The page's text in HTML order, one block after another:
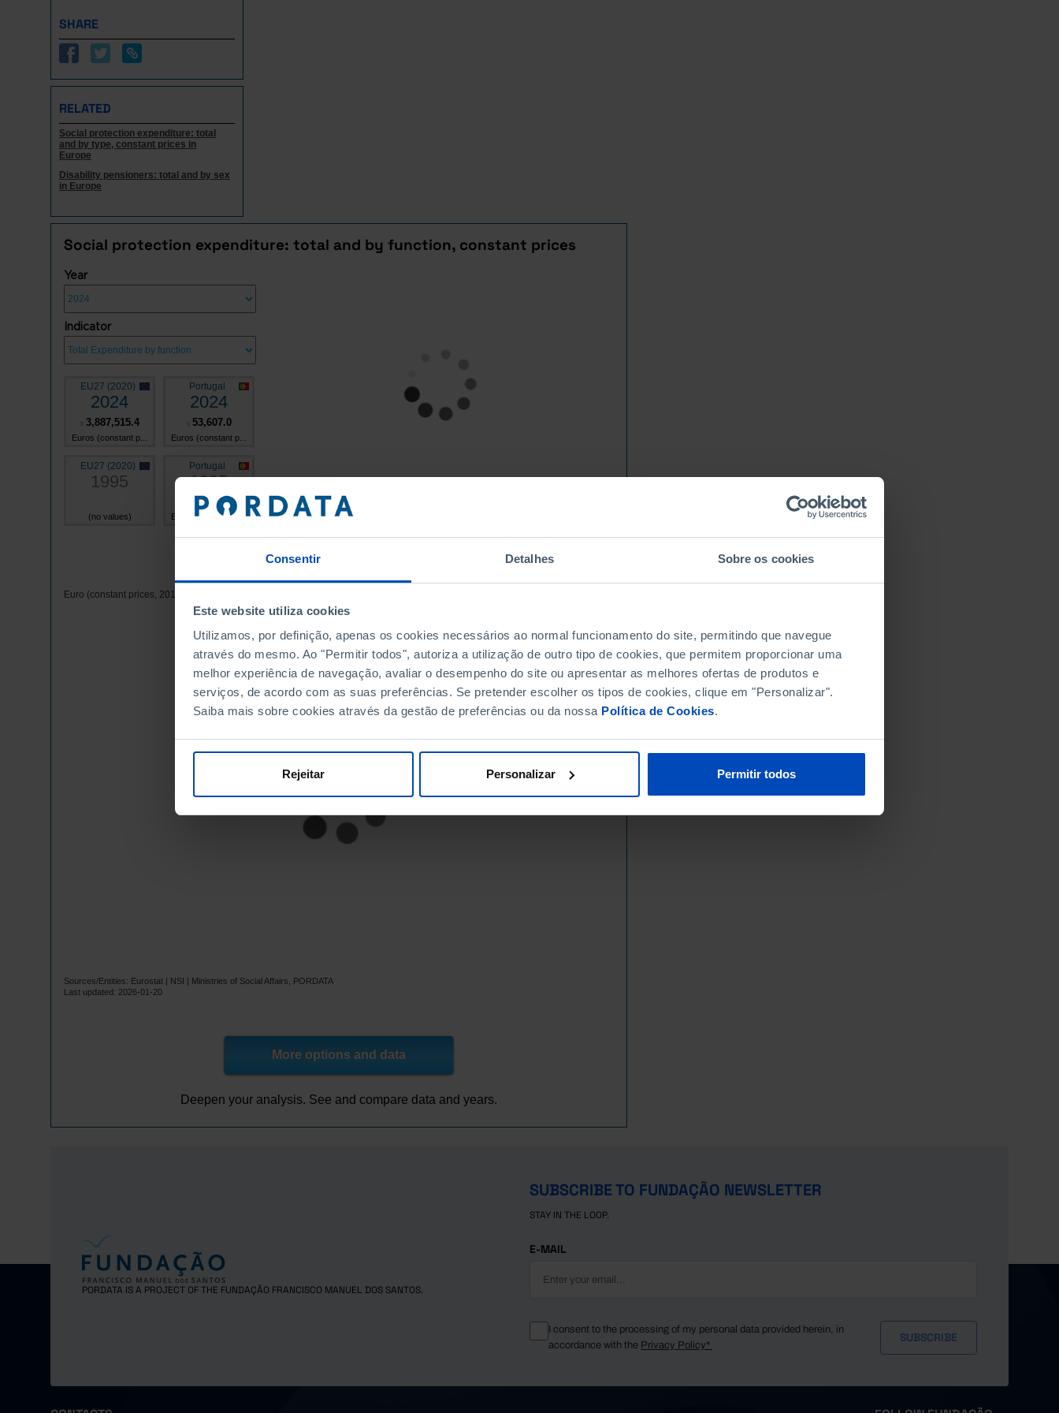
Consentir Detalhes Sobre os cookies
Este website utiliza cookies
Utilizamos, por definição, apenas os cookies necessários ao normal funcionamento do site, permitindo que navegue
através do mesmo. Ao "Permitir todos", autoriza a utilização de outro tipo de cookies, que permitem proporcionar uma
melhor experiência de navegação, avaliar o desempenho do site ou apresentar as melhores ofertas de produtos e
serviços, de acordo com as suas preferências. Se pretender escolher os tipos de cookies, clique em "Personalizar".
Saiba mais sobre cookies através da gestão de preferências ou da nossa Política de Cookies.
Rejeitar Personalizar Permitir todos
SHARE
RELATED
Social protection expenditure: total
and by type, constant prices in
Europe
Disability pensioners: total and by sex
in Europe
Social protection expenditure: total and by function, constant prices
Year
Indicator
EU27 (2020)
2024
3,887,515.4
Euros (constant p...
Portugal
2024
53,607.0
Euros (constant p...
EU27 (2020)
1995
(no values)
Portugal
1995
25,699.1
Euros (constant p...
Euro (constant prices, 2010) - Millions
Sources/Entities: Eurostat | NSI | Ministries of Social Affairs, PORDATA
Last updated: 2026-01-20
More options and data
Deepen your analysis. See and compare data and years.
PORDATA IS A PROJECT OF THE FUNDAÇÃO FRANCISCO MANUEL DOS SANTOS.
SUBSCRIBE TO FUNDAÇÃO NEWSLETTER
STAY IN THE LOOP.
E-MAIL
I consent to the processing of my personal data provided herein, in
accordance with the Privacy Policy*